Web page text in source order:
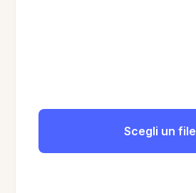
Scegli un file